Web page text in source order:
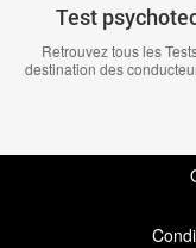
Test
Retrouvez tous les
destination des